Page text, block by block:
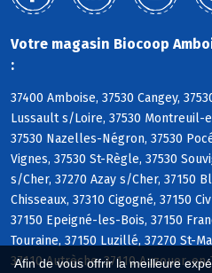
Afin de vous offrir la meilleure
Votre magasin Biocoop
:
37400 Amboise, 37530 Cangey,
Lussault s/Loire, 37530 Montreuil-
37530 Nazelles-Négron, 37530
Vignes, 37530 St-Règle, 37530
s/Cher, 37270 Azay s/Cher, 37150
Chisseaux, 37310 Cigogné, 37150
37150 Epeigné-les-Bois, 37150
Touraine, 37150 Luzillé, 37270 St-
37110 Autrèche, 37110 Auzouer-